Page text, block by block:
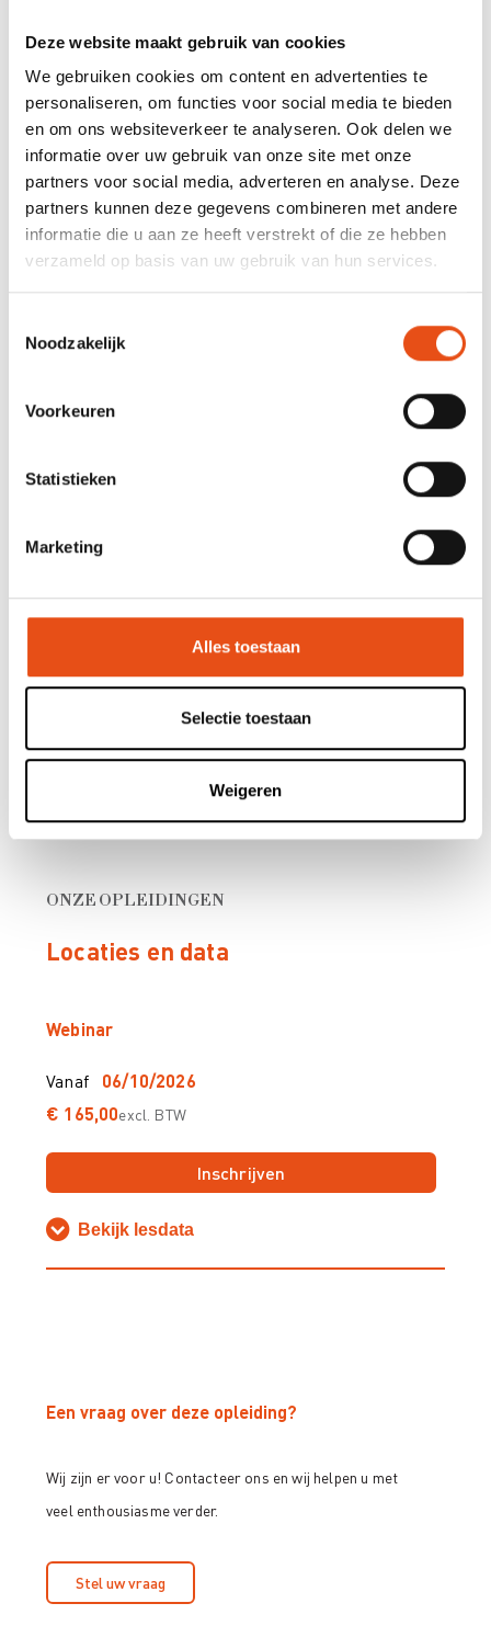
Deze website maakt gebruik van cookies
We gebruiken cookies om content en advertenties te
personaliseren, om functies voor social media te bieden
en om ons websiteverkeer te analyseren. Ook delen we
informatie over uw gebruik van onze site met onze
partners voor social media, adverteren en analyse. Deze
partners kunnen deze gegevens combineren met andere
informatie die u aan ze heeft verstrekt of die ze hebben
verzameld op basis van uw gebruik van hun services.
Noodzakelijk
Voorkeuren
Statistieken
Marketing
Alles toestaan
Selectie toestaan
Weigeren
Voorwaarden en uitzonderingen
Alternatieve vergoedingsvormen
Procedure en rechtsbescherming
Vooruitblik op het Instrumentendecreet
PLANBATEN
Grondslag en uitzonderingen
Heffingsplicht, opeisbaarheid en betaalbaarheid
Rechtsbescherming
Deze opleiding wordt voor 4u erkend door de Federale
ONZE OPLEIDINGEN
Locaties en data
Webinar
Vanaf
06/10/2026
€ 165,00excl. BTW
Inschrijven
Bekijk lesdata
Een vraag over deze opleiding?
Wij zijn er voor u! Contacteer ons en wij helpen u met
veel enthousiasme verder.
Stel uw vraag